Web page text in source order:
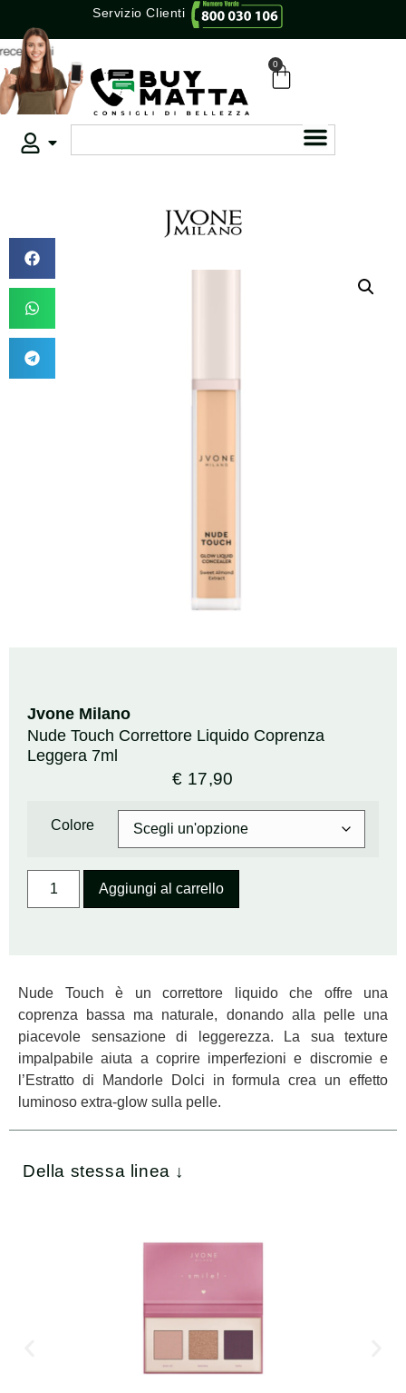
Servizio Clienti
0
Jvone Milano
Nude Touch Correttore Liquido Coprenza
Leggera 7ml
€ 17,90
Colore
Aggiungi al carrello
Nude Touch è un correttore liquido che offre una
coprenza bassa ma naturale, donando alla pelle una
piacevole sensazione di leggerezza. La sua texture
impalpabile aiuta a coprire imperfezioni e discromie e
l’Estratto di Mandorle Dolci in formula crea un effetto
luminoso extra-glow sulla pelle.
Della stessa linea ↓